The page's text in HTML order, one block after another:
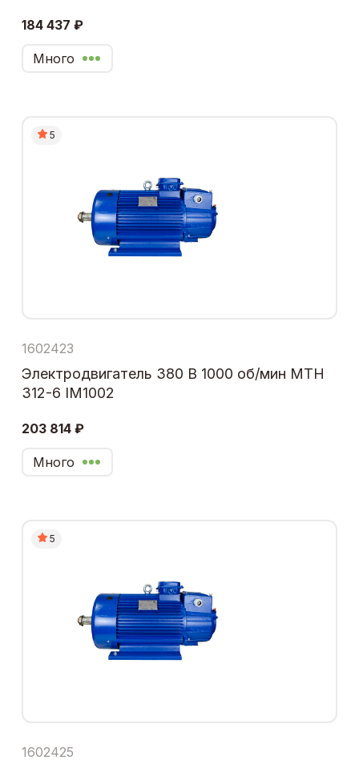
184 437 ₽
Много
5
1602423
Электродвигатель 380 В 1000 об/мин МТН
312-6 IM1002
203 814 ₽
Много
5
1602425